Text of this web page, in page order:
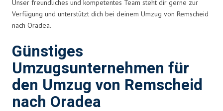
Unser freundliches und kompetentes Team steht dir gerne zur
Verfügung und unterstützt dich bei deinem Umzug von Remscheid
nach Oradea.
Günstiges
Umzugsunternehmen für
den Umzug von Remscheid
nach Oradea